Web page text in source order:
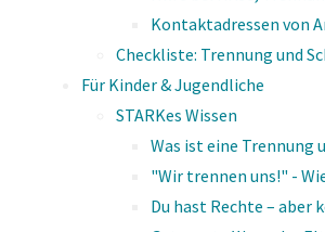
Kontaktadressen von
Checkliste: Trennung und
Für Kinder & Jugendliche
STARKes Wissen
Was ist eine Trennung
"Wir trennen uns!" -
Du hast Rechte – aber
"Sach-Ohr" und
Anonyme
Name
matomo_pk_id
matomo_pk_sess